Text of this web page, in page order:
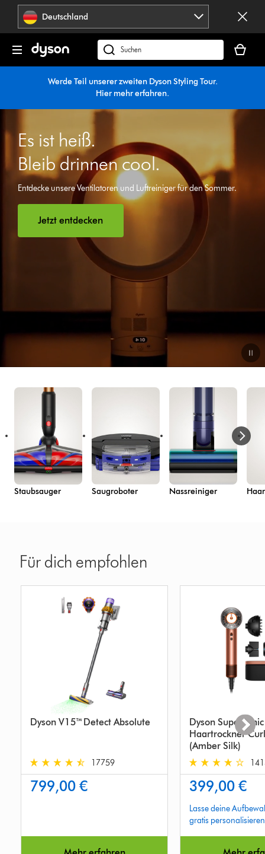
Navigation
überspringenDeutschland
dyson.de
durchsuchen
ist
Werde Teil unserer zweiten Dyson Styling Tour.
Hier mehr erfahren.
Es ist heiß.
Bleib drinnen cool.
Entdecke unsere Ventilatoren und Luftreiniger für den Sommer.
Jetzt entdecken
Staubsauger Saugroboter Nassreiniger
Für dich empfohlen
Dyson V15™ Detect Absolute
4.6
stars
17759
799,00 €
Dyson
Haartrockner
(Amber Silk)
4.4
stars
of
5
399,00 €
Lasse deine
gratis